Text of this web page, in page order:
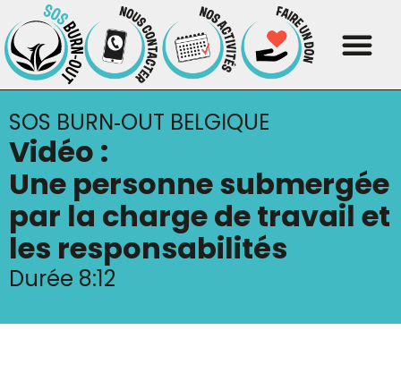
SOS BURN‑OUT BELGIQUE
Vidéo :
Une personne sub­mer­gée
par la charge de tra­vail et
les res­pon­sa­bi­li­tés
Durée 8:12